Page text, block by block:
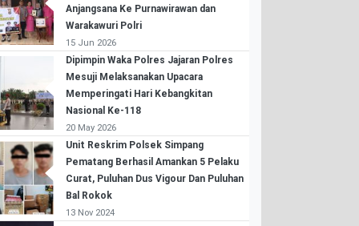
Anjangsana Ke Purnawirawan dan
Warakawuri Polri
15 Jun 2026
Dipimpin Waka Polres Jajaran Polres
Mesuji Melaksanakan Upacara
Memperingati Hari Kebangkitan
Nasional Ke-118
20 May 2026
Unit Reskrim Polsek Simpang
Pematang Berhasil Amankan 5 Pelaku
Curat, Puluhan Dus Vigour Dan Puluhan
Bal Rokok
13 Nov 2024